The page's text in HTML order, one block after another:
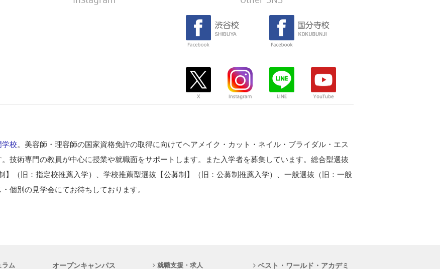
学校。美容師・理容師の国家資格免許の取得に向けてヘアメイク・カット・ネイル・ブライダル・エス
技術専門の教員が中心に授業や就職面をサポートします。また入学者を募集しています。総合型選抜
】（旧：指定校推薦入学）、学校推薦型選抜【公募制】（旧：公募制推薦入学）、一般選抜（旧：一般
個別の見学会にてお待ちしております。
ラム オープンキャンパス 就職支援・求人
ベスト・ワールド・アカデミ